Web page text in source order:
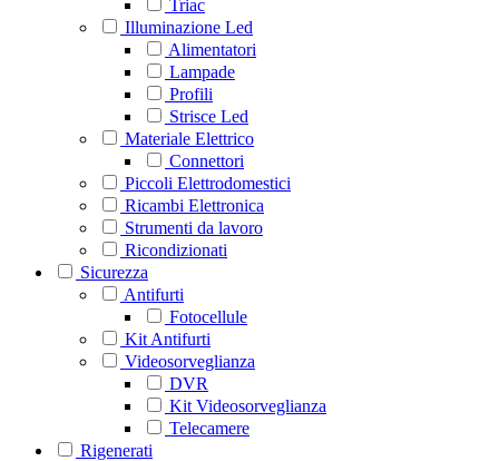
Triac
Illuminazione Led
Alimentatori
Lampade
Profili
Strisce Led
Materiale Elettrico
Connettori
Piccoli Elettrodomestici
Ricambi Elettronica
Strumenti da lavoro
Ricondizionati
Sicurezza
Antifurti
Fotocellule
Kit Antifurti
Videosorveglianza
DVR
Kit Videosorveglianza
Telecamere
Rigenerati